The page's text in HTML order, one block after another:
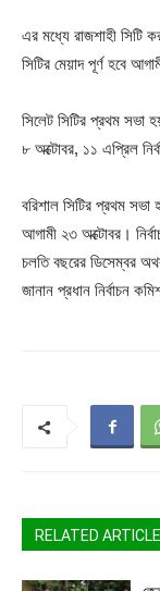
এর মধ্যে রাজশাহী সিটি
সিটির মেয়াদ পূর্ণ হবে
সিলেট সিটির প্রথম সভা
৮ অক্টোবর, ১১ এপ্রিল
বরিশাল সিটির প্রথম
আগামী ২৩ অক্টোবর।
চলতি বছরের ডিসেম্বর
জানান প্রধান নির্বাচন
RELATED